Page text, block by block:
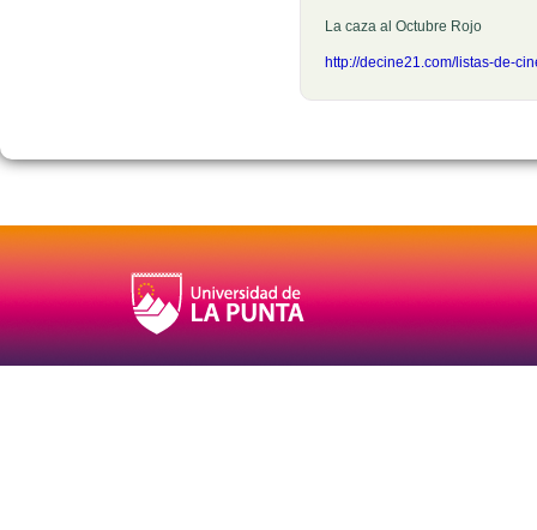
La caza al Octubre Rojo
http://decine21.com/listas-de-